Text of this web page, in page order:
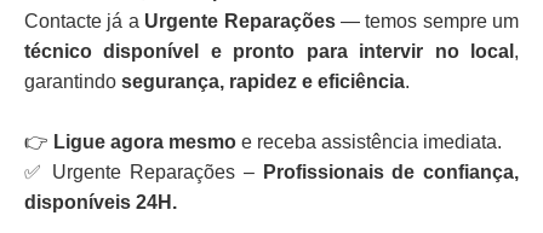
Contacte já a Urgente Reparações— temos sempre um
técnico disponível e pronto para intervir no local ,
garantindo segurança, rapidez e eficiência.
👉 Ligue agora mesmo e receba assistência imediata.
✅ Urgente Reparações – Profissionais de confiança,
disponíveis 24H.